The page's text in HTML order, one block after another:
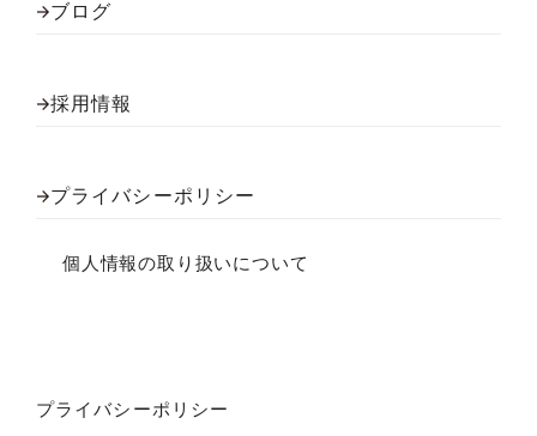
ブログ
採用情報
プライバシーポリシー
個人情報の取り扱いについて
プライバシーポリシー